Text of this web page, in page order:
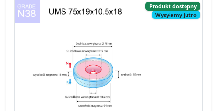
Produkt dostępny
Wysyłamy jutro